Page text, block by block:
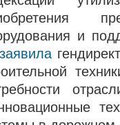
и
заявила